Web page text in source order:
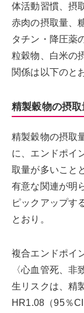
体活動習慣、摂
赤肉の摂取量、
タチン・降圧薬
粒穀物、白米の
関係は以下のと
精製穀物の摂
精製穀物の摂取
に、エンドポイ
取量が多いこと
有意な関連が明
ピックアップす
とおり。
複合エンドポイ
〈心血管死、
生リスクは、精
HR1.08（95％